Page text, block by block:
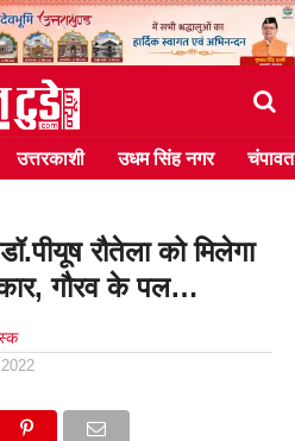
उत्तरकाशी उधम सिंह नगर चंपावत
रौतेला को मिलेगा
गौरव के पल…